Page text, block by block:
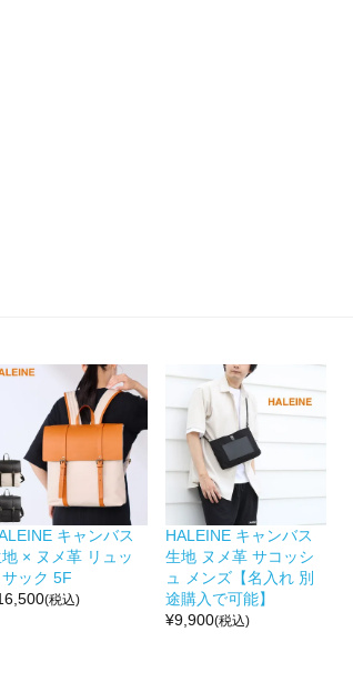
キャンバス
× ヌメ革 リュッ
ック 5F
(税込)
HALEINE キャンバス
生地 ヌメ革 サコッシ
ュ メンズ【名入れ 別
途購入で可能】
¥9,900(税込)